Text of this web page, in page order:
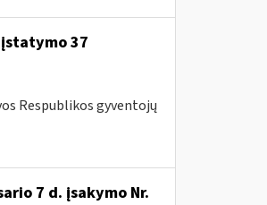
37
Respublikos gyventojų
7 d. įsakymo Nr.